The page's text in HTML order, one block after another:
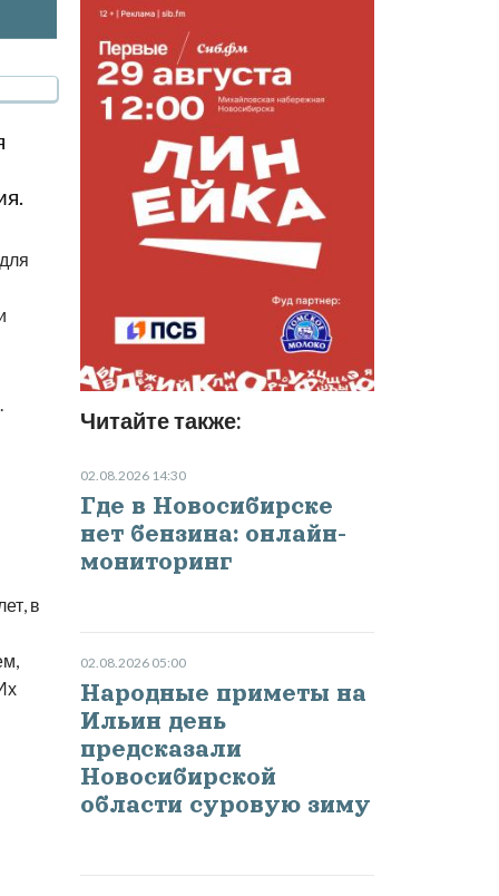
в
Читайте также:
02.08.2026 14:30
Где в Новосибирске
нет бензина: онлайн-
мониторинг
02.08.2026 05:00
Народные приметы на
Ильин день
предсказали
Новосибирской
области суровую зиму